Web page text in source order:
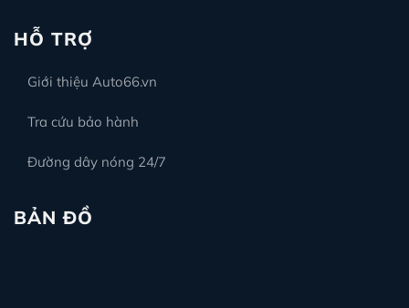
HỖ TRỢ
Giới thiệu Auto66.vn
Tra cứu bảo hành
Đường dây nóng 24/7
BẢN ĐỒ